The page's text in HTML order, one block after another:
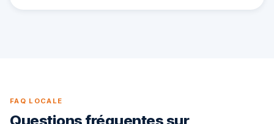
FAQ LOCALE